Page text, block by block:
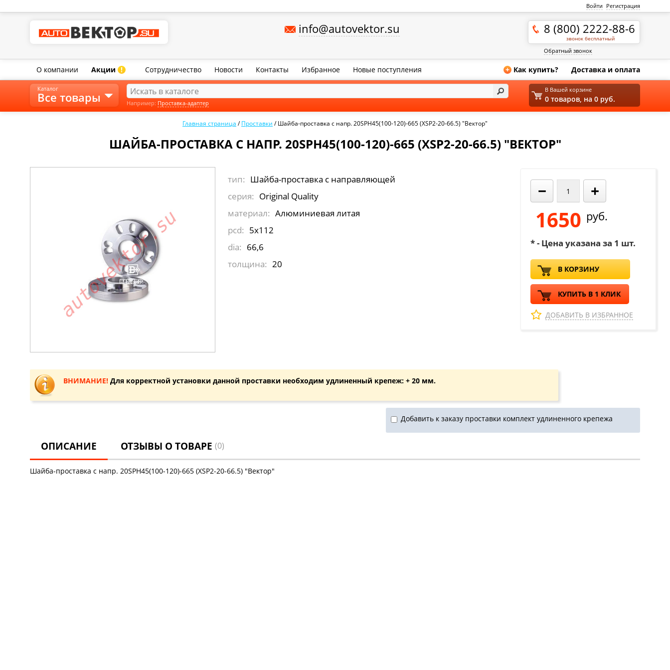
Войти Регистрация
info@autovektor.su 8 (800) 2222-88-6
звонок бесплатный
Обратный звонок
О компании Акции ! Сотрудничество Новости Контакты Избранное Новые поступления + Как купить? Доставка и оплата
Главная страница /Проставки /Шайба-проставка с напр. 20SPH45(100-120)-665 (XSP2-20-66.5) "Вектор"
ШАЙБА-ПРОСТАВКА С НАПР. 20SPH45(100-120)-665 (XSP2-20-66.5) "ВЕКТОР"
тип: Шайба-проставка с направляющей
серия: Original Quality
материал: Алюминиевая литая
pcd: 5x112
dia: 66,6
толщина: 20
− +
1650 руб.
* - Цена указана за 1 шт.
В КОРЗИНУ
КУПИТЬ В 1 КЛИК
ДОБАВИТЬ В ИЗБРАННОЕ
ВНИМАНИЕ!Для корректной установки данной проставки необходим удлиненный крепеж: + 20 мм.
Добавить к заказу проставки комплект удлиненного крепежа
ОПИСАНИЕ ОТЗЫВЫ О ТОВАРЕ (0)
Шайба-проставка с напр. 20SPH45(100-120)-665 (XSP2-20-66.5) "Вектор"
Каталог
Все товары
В Вашей корзине
0 товаров, на 0 руб.
Например: Проставка-адаптер